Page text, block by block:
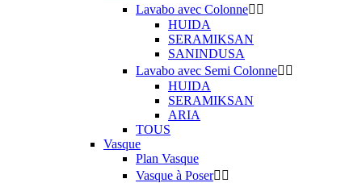
Lavabo avec Colonne 
HUIDA
SERAMIKSAN
SANINDUSA
Lavabo avec Semi Colonne 
HUIDA
SERAMIKSAN
ARIA
TOUS
Vasque
Plan Vasque
Vasque à Poser 